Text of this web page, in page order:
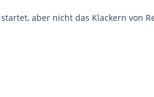
aber nicht das Klackern von